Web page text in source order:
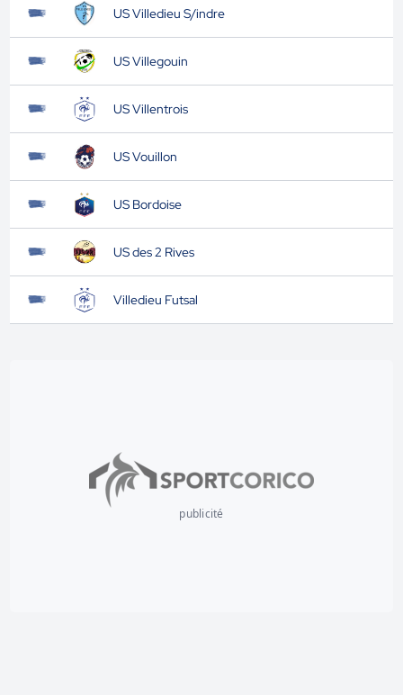
US Villedieu S/indre
US Villegouin
US Villentrois
US Vouillon
US Bordoise
US des 2 Rives
Villedieu Futsal
publicité